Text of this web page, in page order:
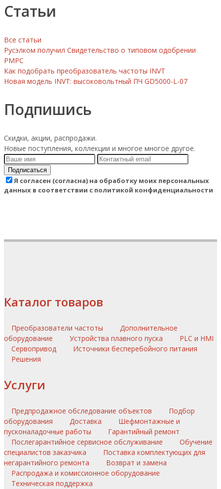
Статьи
Все статьи
Русэлком получил Свидетельство о типовом одобрении
РМРС
Как подобрать преобразователь частоты INVT
Новая модель INVT: высоковольтный ПЧ GD5000-L-07
Подпишись
Скидки, акции, распродажи.
Новые поступления, коллекции и многое многое другое.
Подписаться
Я согласен (согласна) на обработку моих персональных
данных в соответствии с политикой конфиденциальности
Каталог товаров
Преобразователи частоты
Дополнительное
оборудование
Устройства плавного пуска
PLC и HMI
Сервопривод
Источники бесперебойного питания
Решения
Услуги
Предпродажное обследование объектов
Подбор
оборудования
Доставка
Шефмонтажные и
пусконаладочные работы
Гарантийный ремонт
Послегарантийное сервисное обслуживание
Обучение
специалистов заказчика
Поставка комплектующих для
негарантийного ремонта
Возврат и замена
Распродажа и комиссионное оборудование
Техническая поддержка